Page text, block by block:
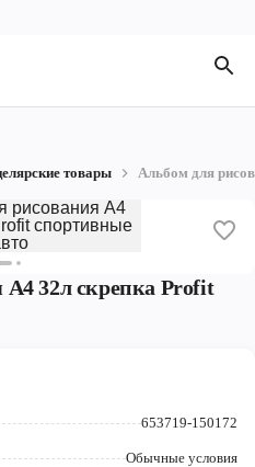
товары Альбом для
А4 32л скрепка Profit
653719-150172
Обычные условия